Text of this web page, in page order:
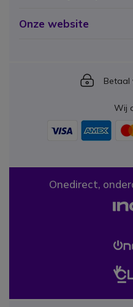
Onze website
Icon
Betaal
Wij
Onedirect,